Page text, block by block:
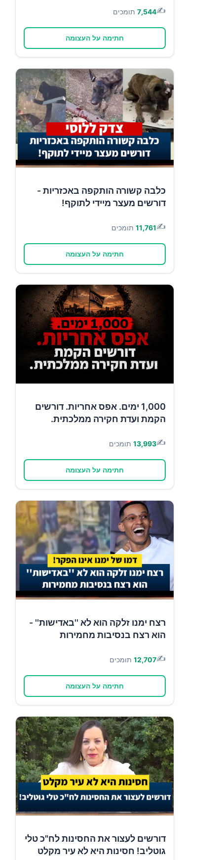
✍️
7,544 תומכים
חתימה על העצומה
כלבה קשורה הותקפה באכזריות -
דורשים מעצר מיידי לתוקף!
✍️
11,761 תומכים
חתימה על העצומה
1,000 ימים. אפס אחריות. דורשים
הקמת ועדת חקירה ממלכתית.
✍️
13,993 תומכים
חתימה על העצומה
רצח ימנו זלקה הוא לא ''באדישות'' -
הוא רצח בנסיבות מחמירות
✍️
12,707 תומכים
חתימה על העצומה
דורשים לעצור את החסינות לח"כ טלי
גוטליב! חסינות היא לא עיר מקלט